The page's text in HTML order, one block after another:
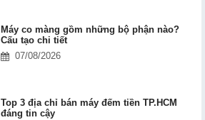
Máy co màng gồm những bộ phận nào?
Cấu tạo chi tiết
07/08/2026
Top 3 địa chỉ bán máy đếm tiền TP.HCM
đáng tin cậy